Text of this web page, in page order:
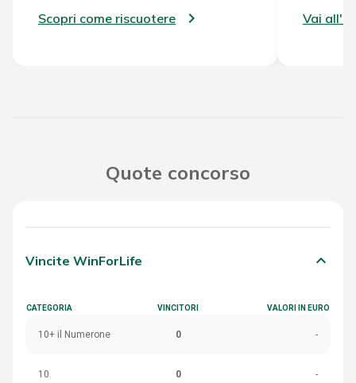
Scopri come riscuotere Vai
Quote concorso
Vincite WinForLife keyboard_arrow_down
CATEGORIA VINCITORI VALORI IN EURO
10+ il Numerone 0 -
10 0 -